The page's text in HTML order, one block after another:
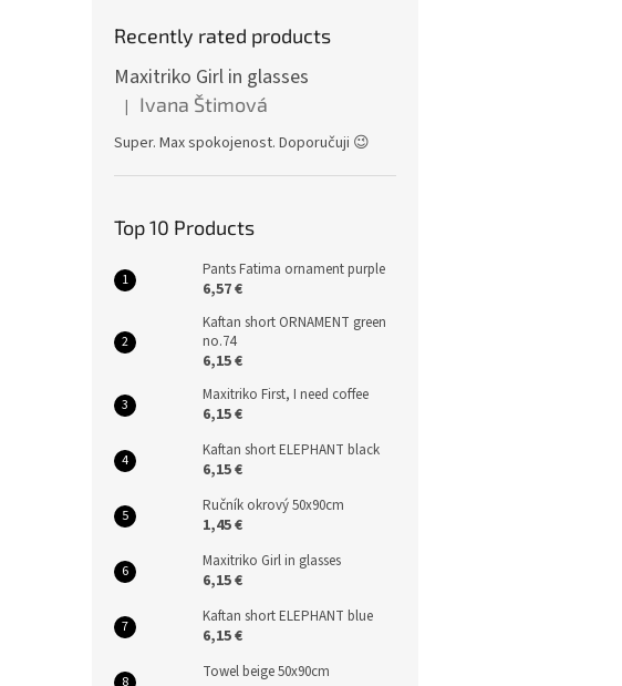
Recently rated products
Maxitriko Girl in glasses
The product rating is 5 out of 5 stars.
| Ivana Štimová
Super. Max spokojenost. Doporučuji 😉
Top 10 Products
Pants Fatima ornament purple
6,57 €
Kaftan short ORNAMENT green
no.74
6,15 €
Maxitriko First, I need coffee
6,15 €
Kaftan short ELEPHANT black
6,15 €
Ručník okrový 50x90cm
1,45 €
Maxitriko Girl in glasses
6,15 €
Kaftan short ELEPHANT blue
6,15 €
Towel beige 50x90cm